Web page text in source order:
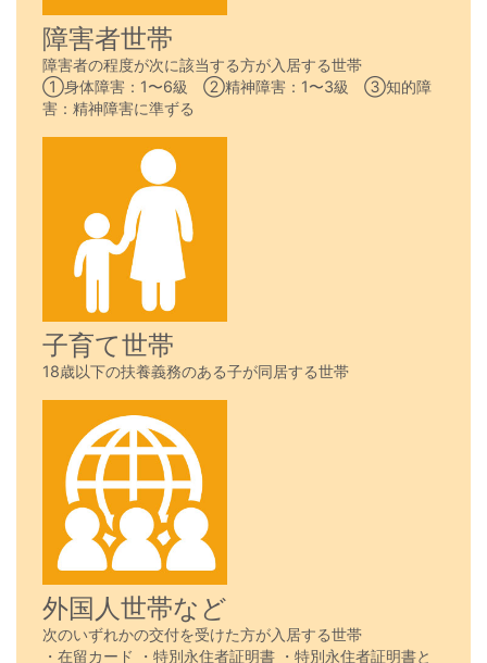
障害者世帯
障害者の程度が次に該当する方が入居する世帯
①身体障害：1〜6級 ②精神障害：1〜3級 ③知的障
害：精神障害に準ずる
子育て世帯
18歳以下の扶養義務のある子が同居する世帯
外国人世帯など
次のいずれかの交付を受けた方が入居する世帯
・在留カード ・特別永住者証明書 ・特別永住者証明書と